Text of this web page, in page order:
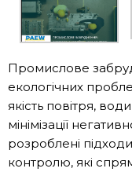
Промислове
екологічних
якість повітря,
мінімізації
розроблені
контролю, які